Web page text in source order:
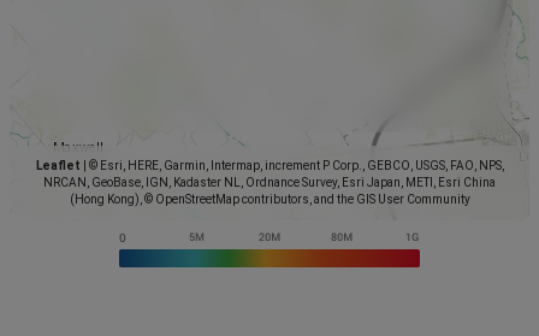
Leaflet
© Esri, HERE, Garmin, Intermap, increment P Corp., GEBCO, USGS, FAO, NPS,
NRCAN, GeoBase, IGN, Kadaster NL, Ordnance Survey, Esri Japan, METI, Esri China
(Hong Kong), © OpenStreetMap contributors, and the GIS User Community